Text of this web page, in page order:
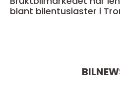
blant bilentusiaster i